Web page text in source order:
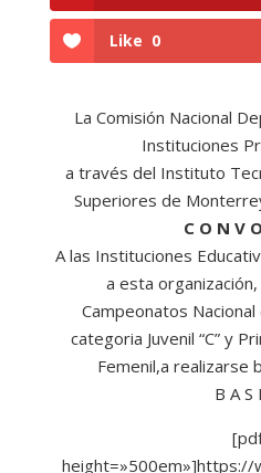
Like 0
La Comisión Nacional
Instituciones
a través del Instituto
Superiores de
C O N V
A las Instituciones
a esta
Campeonatos
categoria Juvenil “C” y
Femenil,a realizarse
B A S
height=»500em»]https://